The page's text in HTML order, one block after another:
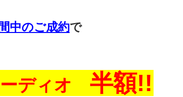
中のご成約で
ディオ 半額!!